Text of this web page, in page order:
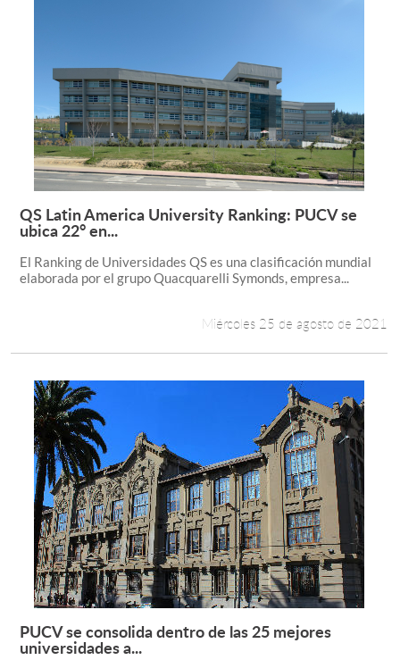
Leer más +
QS Latin America University Ranking: PUCV se
ubica 22° en...
El Ranking de Universidades QS es una clasificación mundial
elaborada por el grupo Quacquarelli Symonds, empresa...
Miércoles 25 de agosto de 2021
Leer más +
PUCV se consolida dentro de las 25 mejores
universidades a...